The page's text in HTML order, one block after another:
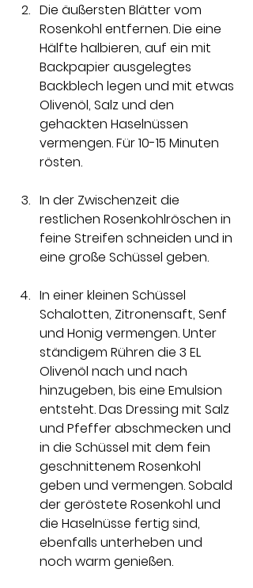
Die äußersten Blätter vom
Rosenkohl entfernen. Die eine
Hälfte halbieren, auf ein mit
Backpapier ausgelegtes
Backblech legen und mit etwas
Olivenöl, Salz und den
gehackten Haselnüssen
vermengen. Für 10-15 Minuten
rösten.
In der Zwischenzeit die
restlichen Rosenkohlröschen in
feine Streifen schneiden und in
eine große Schüssel geben.
In einer kleinen Schüssel
Schalotten, Zitronensaft, Senf
und Honig vermengen. Unter
ständigem Rühren die 3 EL
Olivenöl nach und nach
hinzugeben, bis eine Emulsion
entsteht. Das Dressing mit Salz
und Pfeffer abschmecken und
in die Schüssel mit dem fein
geschnittenem Rosenkohl
geben und vermengen. Sobald
der geröstete Rosenkohl und
die Haselnüsse fertig sind,
ebenfalls unterheben und
noch warm genießen.